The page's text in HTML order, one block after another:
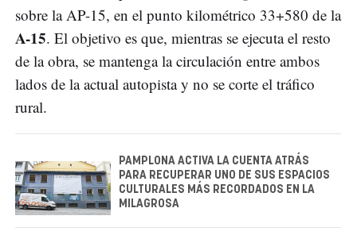
sobre la AP-15, en el punto kilométrico 33+580 de la
A-15. El objetivo es que, mientras se ejecuta el resto
de la obra, se mantenga la circulación entre ambos
lados de la actual autopista y no se corte el tráfico
rural.
PAMPLONA ACTIVA LA CUENTA ATRÁS
PARA RECUPERAR UNO DE SUS ESPACIOS
CULTURALES MÁS RECORDADOS EN LA
MILAGROSA